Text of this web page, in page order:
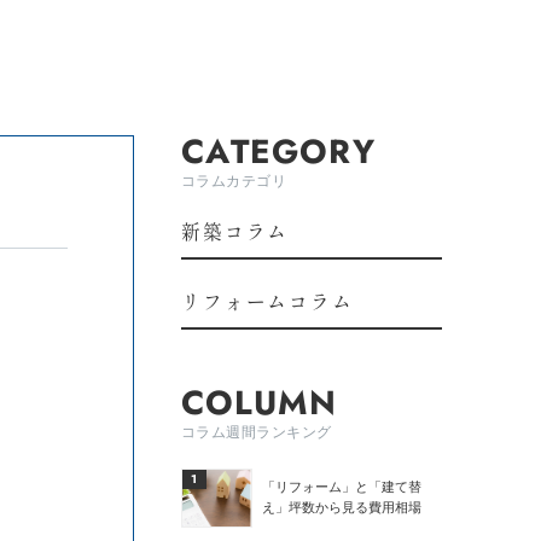
CATEGORY
コラムカテゴリ
新築コラム
リフォームコラム
COLUMN
コラム週間ランキング
1
「リフォーム」と「建て替
え」坪数から見る費用相場